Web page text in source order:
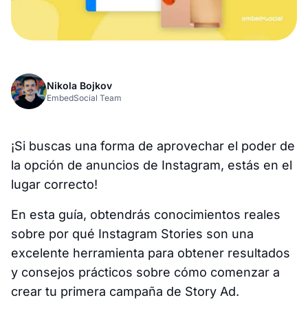
Nikola Bojkov
EmbedSocial Team
¡Si buscas una forma de aprovechar el poder de
la opción de anuncios de Instagram, estás en el
lugar correcto!
En esta guía, obtendrás conocimientos reales
sobre por qué Instagram Stories son una
excelente herramienta para obtener resultados
y consejos prácticos sobre cómo comenzar a
crear tu primera campaña de Story Ad.